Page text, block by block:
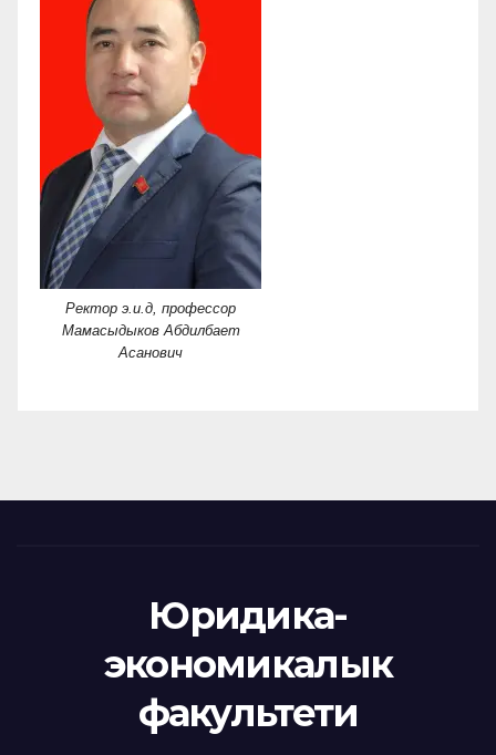
Ректор э.и.д, профессор
Мамасыдыков Абдилбает
Асанович
Юридика-
экономикалык
факультети